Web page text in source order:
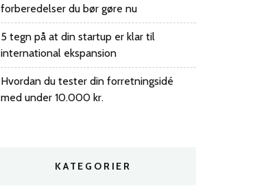
forberedelser du bør gøre nu
5 tegn på at din startup er klar til
international ekspansion
Hvordan du tester din forretningsidé
med under 10.000 kr.
KATEGORIER